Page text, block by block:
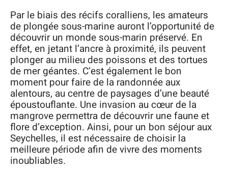
Par le biais des récifs coralliens, les amateurs
de plongée sous-marine auront l’opportunité de
découvrir un monde sous-marin préservé. En
effet, en jetant l’ancre à proximité, ils peuvent
plonger au milieu des poissons et des tortues
de mer géantes. C’est également le bon
moment pour faire de la randonnée aux
alentours, au centre de paysages d’une beauté
époustouflante. Une invasion au cœur de la
mangrove permettra de découvrir une faune et
flore d’exception. Ainsi, pour un bon séjour aux
Seychelles, il est nécessaire de choisir la
meilleure période afin de vivre des moments
inoubliables.